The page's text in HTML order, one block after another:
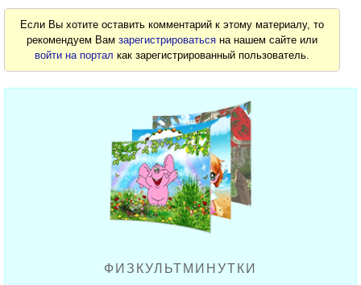
Если Вы хотите оставить комментарий к этому материалу, то
рекомендуем Вамзарегистрироваться на нашем сайте или
войти на портал как зарегистрированный пользователь.
ФИЗКУЛЬТМИНУТКИ